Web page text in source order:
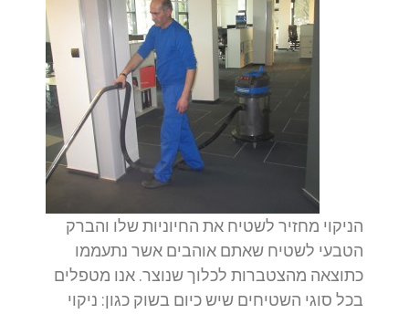
הניקוי מחזיר לשטיח את החיוניות שלו והברק
הטבעי לשטיח שאתם אוהבים אשר נתעממו
כתוצאה מהצטברות לכלוך שנוצר. אנו מטפלים
בכל סוגי השטיחים שיש כיום בשוק כגון: ניקוי